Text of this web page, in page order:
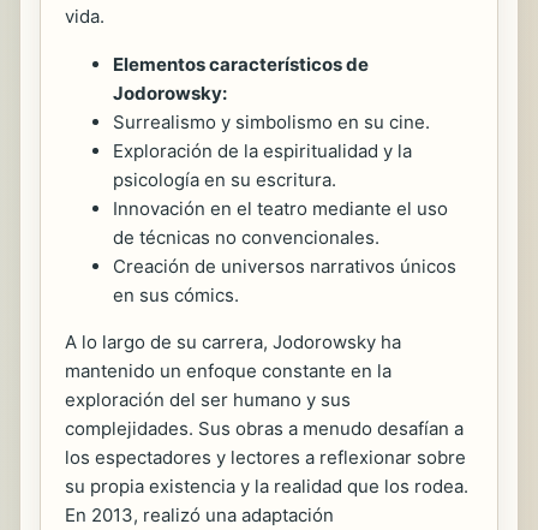
vida.
Elementos característicos de
Jodorowsky:
Surrealismo y simbolismo en su cine.
Exploración de la espiritualidad y la
psicología en su escritura.
Innovación en el teatro mediante el uso
de técnicas no convencionales.
Creación de universos narrativos únicos
en sus cómics.
A lo largo de su carrera, Jodorowsky ha
mantenido un enfoque constante en la
exploración del ser humano y sus
complejidades. Sus obras a menudo desafían a
los espectadores y lectores a reflexionar sobre
su propia existencia y la realidad que los rodea.
En 2013, realizó una adaptación